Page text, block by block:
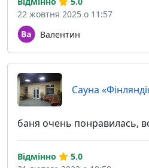
Валентин
22 жовтня 2025 о 11:57
Сауна
баня очень понравилась,
Відмінно
5.0